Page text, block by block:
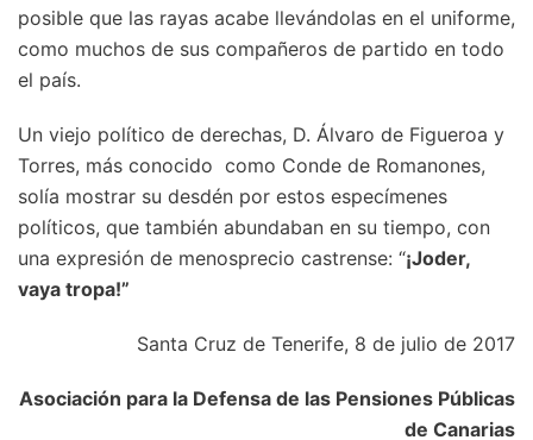
posible que las rayas acabe llevándolas en el uniforme,
como muchos de sus compañeros de partido en todo
el país.
Un viejo político de derechas, D. Álvaro de Figueroa y
Torres, más conocido como Conde de Romanones,
solía mostrar su desdén por estos especímenes
políticos, que también abundaban en su tiempo, con
una expresión de menosprecio castrense: “¡Joder,
vaya tropa!”
Santa Cruz de Tenerife, 8 de julio de 2017
Asociación para la Defensa de las Pensiones Públicas
de Canarias